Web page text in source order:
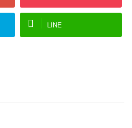
LINE